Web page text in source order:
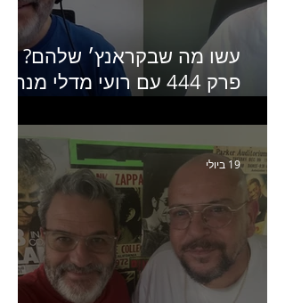
עשו מה שבקראנץ׳ שלהם?
פרק 444 עם רועי מדלי מנהל
האחרון של קראנץ׳
19 ביולי